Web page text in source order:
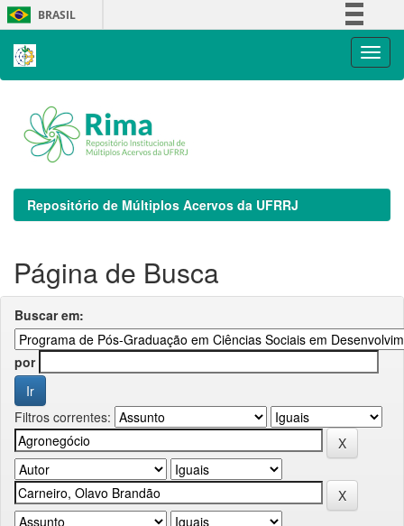
Skip
navigation
BRASIL
Repositório de Múltiplos Acervos da UFRRJ
Página de Busca
Buscar em:
por
Filtros correntes: